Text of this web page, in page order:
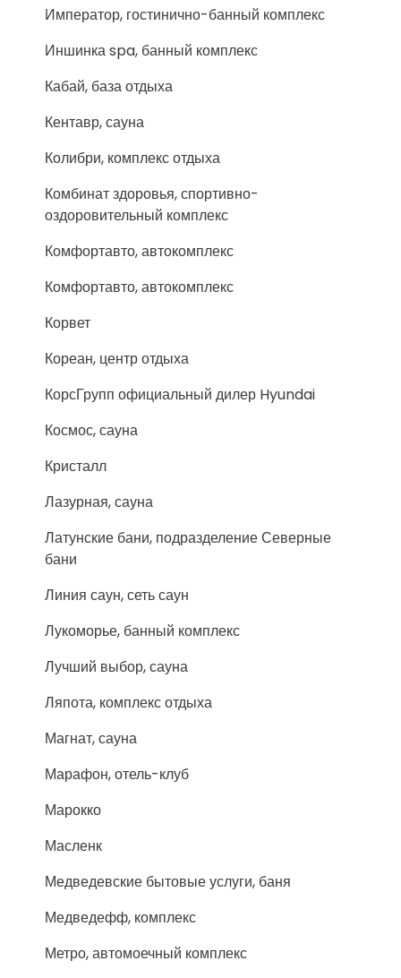
Император, гостинично-банный комплекс
Иншинка spa, банный комплекс
Кабай, база отдыха
Кентавр, сауна
Колибри, комплекс отдыха
Комбинат здоровья, спортивно-
оздоровительный комплекс
Комфортавто, автокомплекс
Комфортавто, автокомплекс
Корвет
Кореан, центр отдыха
КорсГрупп официальный дилер Hyundai
Космос, сауна
Кристалл
Лазурная, сауна
Латунские бани, подразделение Северные
бани
Линия саун, сеть саун
Лукоморье, банный комплекс
Лучший выбор, сауна
Ляпота, комплекс отдыха
Магнат, сауна
Марафон, отель-клуб
Марокко
Масленк
Медведевские бытовые услуги, баня
Медведефф, комплекс
Метро, автомоечный комплекс